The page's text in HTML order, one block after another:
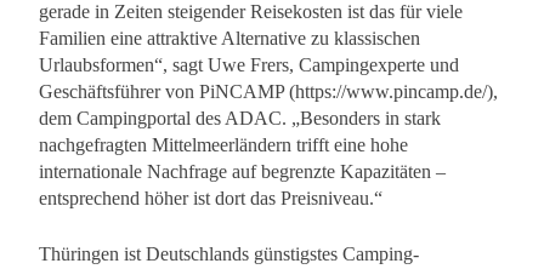
gerade in Zeiten steigender Reisekosten ist das für viele
Familien eine attraktive Alternative zu klassischen
Urlaubsformen“, sagt Uwe Frers, Campingexperte und
Geschäftsführer von PiNCAMP (https://www.pincamp.de/),
dem Campingportal des ADAC. „Besonders in stark
nachgefragten Mittelmeerländern trifft eine hohe
internationale Nachfrage auf begrenzte Kapazitäten –
entsprechend höher ist dort das Preisniveau.“
Thüringen ist Deutschlands günstigstes Camping-